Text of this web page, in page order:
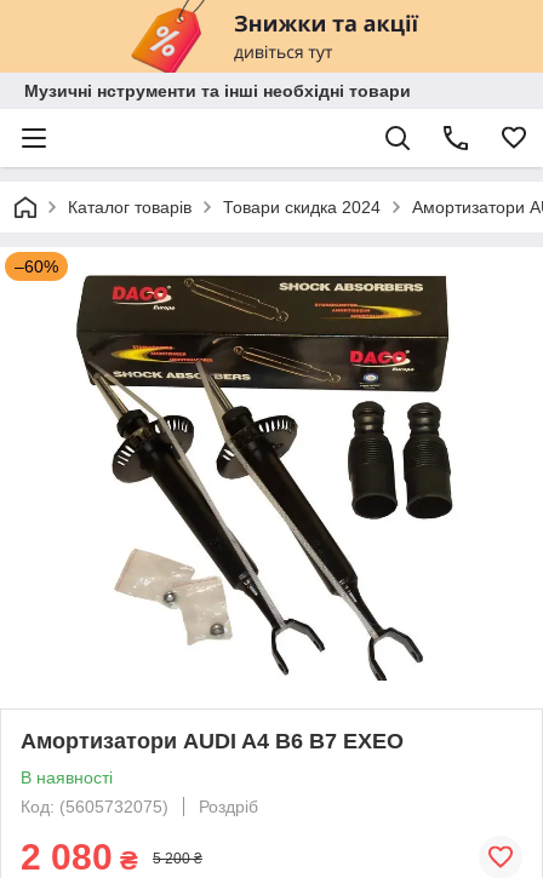
Музичні нструменти та інші необхідні товари
Каталог товарів Товари скидка 2024 Амортизатори
–60%
Амортизатори AUDI A4 B6 B7 EXEO
В наявності
Код: (5605732075)
Роздріб
2 080 ₴ 5 200 ₴